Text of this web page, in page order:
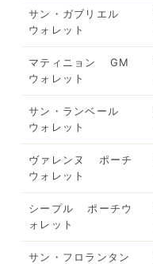
サン・ガブリエル
ウォレット
マティニョン GM
ウォレット
サン・ランベール
ウォレット
ヴァレンヌ ポーチ
ウォレット
シープル ポーチウ
ォレット
サン・フロランタン